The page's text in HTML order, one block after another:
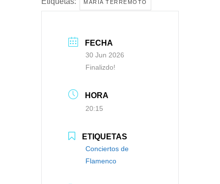
MARÍA TERREMOTO
FECHA
30 Jun 2026
Finalizdo!
HORA
20:15
ETIQUETAS
Conciertos de
Flamenco